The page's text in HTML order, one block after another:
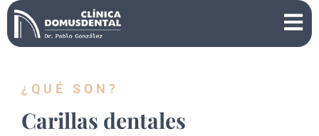
¿QUÉ SON?
Carillas dentales